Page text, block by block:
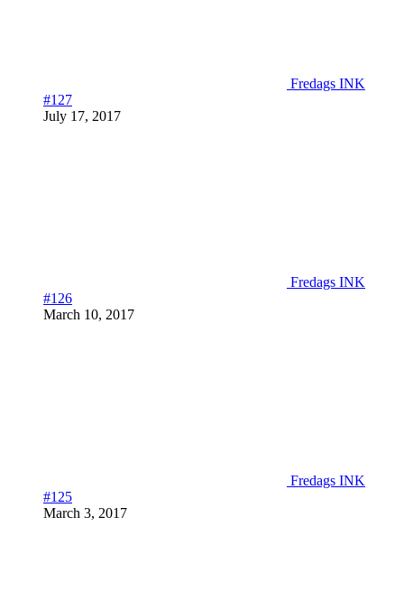
Fredags INK
#127
July 17, 2017
Fredags INK
#126
March 10, 2017
Fredags INK
#125
March 3, 2017